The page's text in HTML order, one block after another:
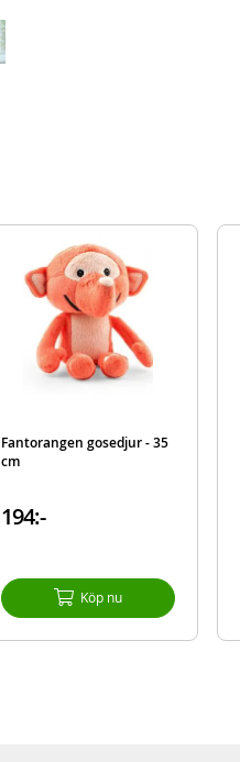
Fantorangen gosedjur - 35
cm
194:-
Köp nu